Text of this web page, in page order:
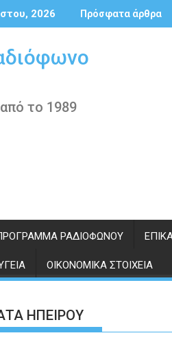
2026 Πρόσφατα άρθρα
το 1989
ΡΑΔΙΟΦΏΝΟΥ
ΟΙΚΟΝΟΜΙΚΆ ΣΤΟΙΧΕΊΑ
ΗΠΕΙΡΟΥ